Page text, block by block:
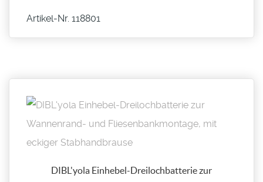
Artikel-Nr. 118801
DIBL'yola Einhebel-Dreilochbatterie zur